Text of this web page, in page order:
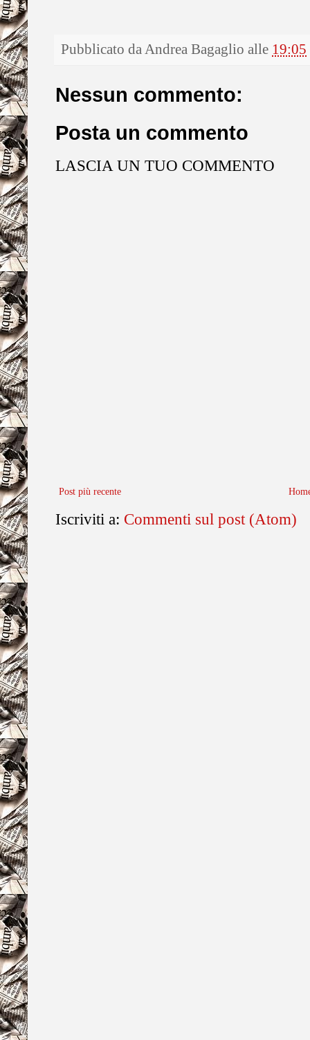
Pubblicato da Andrea Bagaglio alle 19:05
Nessun commento:
Posta un commento
LASCIA UN TUO COMMENTO
Post più recente
Iscriviti a: Commenti sul post (Atom)